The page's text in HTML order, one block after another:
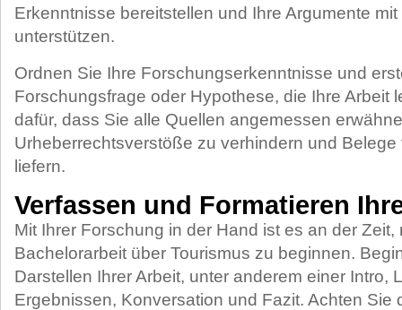
Erkenntnisse bereitstellen und Ihre Argumente
unterstützen.
Ordnen Sie Ihre Forschungserkenntnisse und
Forschungsfrage oder Hypothese, die Ihre Arbeit
dafür, dass Sie alle Quellen angemessen
Urheberrechtsverstöße zu verhindern und
liefern.
Verfassen und Formatieren
Mit Ihrer Forschung in der Hand ist es an der Zeit,
Bachelorarbeit über Tourismus zu beginnen.
Darstellen Ihrer Arbeit, unter anderem einer Intro,
Ergebnissen, Konversation und Fazit. Achten Sie